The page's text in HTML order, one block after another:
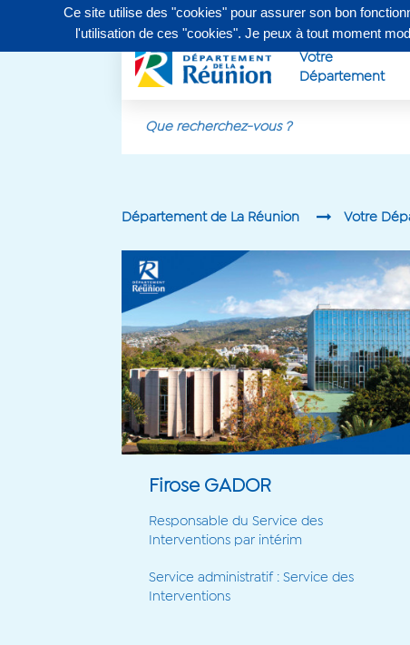
Contactez-nous au 0262 90 30 30, du lundi au
Votre
Département
Département de La Réunion Votre
Firose GADOR
Responsable du Service des
Interventions par intérim
Service administratif : Service des
Interventions
Ce site utilise des "cookies" pour assurer son bon
l'utilisation de ces "cookies". Je peux à tout moment